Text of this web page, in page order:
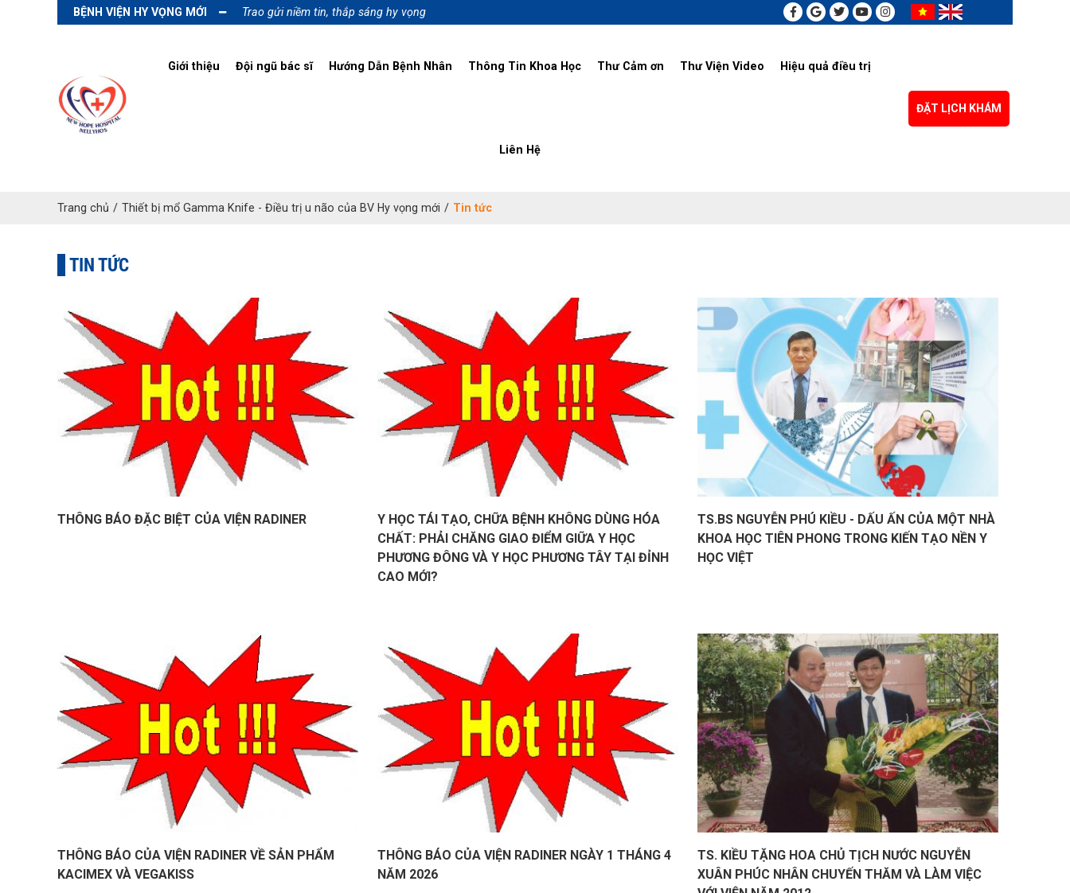
BỆNH VIỆN HY VỌNG MỚI Trao gửi niềm tin, thắp sáng hy vọng
Giới thiệu Đội ngũ bác sĩ Hướng Dẫn Bệnh Nhân Thông Tin Khoa Học Thư Cảm ơn Thư Viện Video Hiệu quả điều trị
Liên Hệ
ĐẶT LỊCH KHÁM
Trang chủ / Thiết bị mổ Gamma Knife - Điều trị u não của BV Hy vọng mới / Tin tức
TIN TỨC
THÔNG BÁO ĐẶC BIỆT CỦA VIỆN RADINER
Y HỌC TÁI TẠO, CHỮA BỆNH KHÔNG DÙNG HÓA
CHẤT: PHẢI CHĂNG GIAO ĐIỂM GIỮA Y HỌC
PHƯƠNG ĐÔNG VÀ Y HỌC PHƯƠNG TÂY TẠI ĐỈNH
CAO MỚI?
TS.BS NGUYỄN PHÚ KIỀU - DẤU ẤN CỦA MỘT NHÀ
KHOA HỌC TIÊN PHONG TRONG KIẾN TẠO NỀN Y
HỌC VIỆT
THÔNG BÁO CỦA VIỆN RADINER VỀ SẢN PHẨM
KACIMEX VÀ VEGAKISS
THÔNG BÁO CỦA VIỆN RADINER NGÀY 1 THÁNG 4
NĂM 2026
TS. KIỀU TẶNG HOA CHỦ TỊCH NƯỚC NGUYỄN
XUÂN PHÚC NHÂN CHUYẾN THĂM VÀ LÀM VIỆC